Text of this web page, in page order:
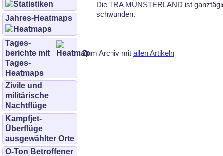
Jahres-Heatmaps
Tages­
berichte mit
Tages-
Heatmaps
Zivile und
militärische
Nachtflüge
Kampfjet-
Überflüge
ausgewählter Orte
O-Ton Betroffener
Die TRA MÜNS­TER­LAND ist
schwun­den.
Zum Archiv mit allen Artikeln